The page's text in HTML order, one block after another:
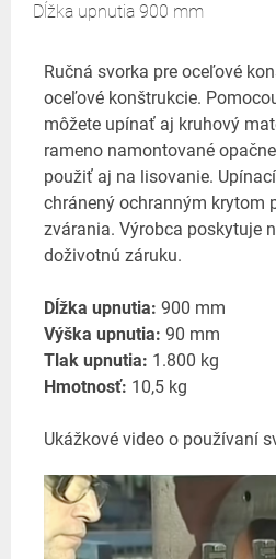
Dĺžka upnutia 900 mm
Ručná svorka pre oceľové
oceľové konštrukcie.
môžete upínať aj kruhový
rameno namontované
použiť aj na lisovanie.
chránený ochranným krytom
zvárania. Výrobca poskytuje
doživotnú záruku.
Dĺžka upnutia: 900 mm
Výška upnutia: 90 mm
Tlak upnutia: 1.800 kg
Hmotnosť: 10,5 kg
Ukážkové video o používaní